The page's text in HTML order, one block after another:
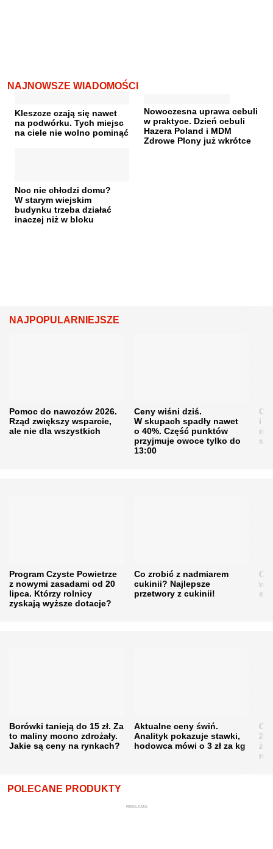
NAJNOWSZE WIADOMOŚCI
Kleszcze czają się nawet
na podwórku. Tych miejsc
na ciele nie wolno pominąć
Nowoczesna uprawa cebuli
w praktyce. Dzień cebuli
Hazera Poland i MDM
Zdrowe Plony już wkrótce
Noc nie chłodzi domu?
W starym wiejskim
budynku trzeba działać
inaczej niż w bloku
NAJPOPULARNIEJSZE
Pomoc do nawozów 2026.
Rząd zwiększy wsparcie,
ale nie dla wszystkich
Ceny wiśni dziś.
W skupach spadły nawet
o 40%. Część punktów
przyjmuje owoce tylko do
13:00
i
Program Czyste Powietrze
z nowymi zasadami od 20
lipca. Którzy rolnicy
zyskają wyższe dotacje?
Co zrobić z nadmiarem
cukinii? Najlepsze
przetwory z cukinii!
w
Borówki tanieją do 15 zł. Za
to maliny mocno zdrożały.
Jakie są ceny na rynkach?
Aktualne ceny świń.
Analityk pokazuje stawki,
hodowca mówi o 3 zł za kg
POLECANE PRODUKTY
REKLAMA